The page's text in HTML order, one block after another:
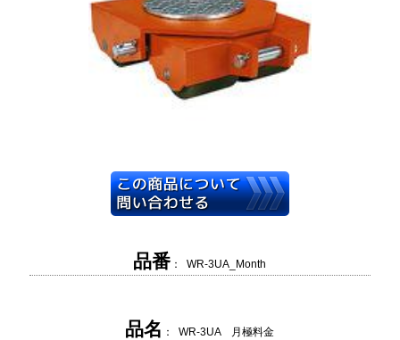
品番 ： WR-3UA_Month
品名 ： WR-3UA 月極料金